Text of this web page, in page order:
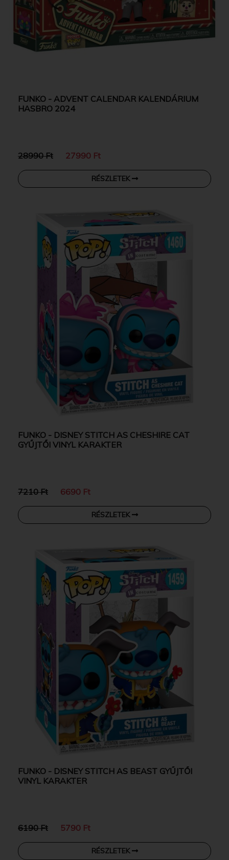
FUNKO - ADVENT CALENDAR KALENDÁRIUM
HASBRO 2024
28990 Ft 27990 Ft
RÉSZLETEK
FUNKO - DISNEY STITCH AS CHESHIRE CAT
GYŰJTŐI VINYL KARAKTER
7210 Ft 6690 Ft
RÉSZLETEK
FUNKO - DISNEY STITCH AS BEAST GYŰJTŐI
VINYL KARAKTER
6190 Ft 5790 Ft
RÉSZLETEK